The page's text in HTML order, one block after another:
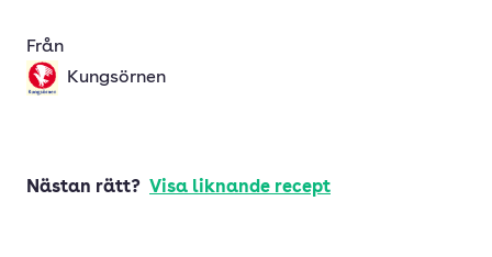
Från
Kungsörnen
Nästan rätt? Visa liknande recept